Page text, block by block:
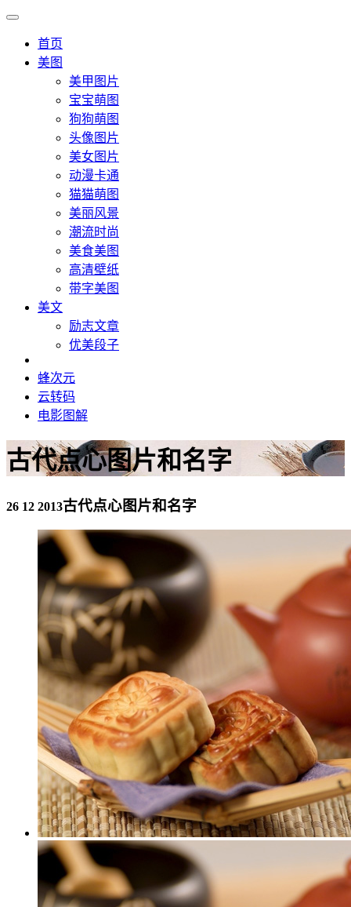
首页
美图
美甲图片
宝宝萌图
狗狗萌图
头像图片
美女图片
动漫卡通
猫猫萌图
美丽风景
潮流时尚
美食美图
高清壁纸
带字美图
美文
励志文章
优美段子
蜂次元
云转码
电影图解
古代点心图片和名字
26 12 2013古代点心图片和名字